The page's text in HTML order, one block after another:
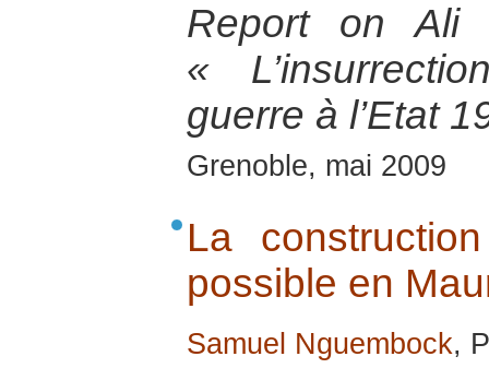
Report on Ali
«
guerre à l’Etat
Grenoble, mai 2009
La
possible en
Samuel Nguembock,